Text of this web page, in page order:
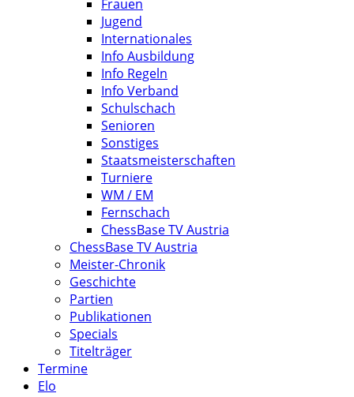
Frauen
Jugend
Internationales
Info Ausbildung
Info Regeln
Info Verband
Schulschach
Senioren
Sonstiges
Staatsmeisterschaften
Turniere
WM / EM
Fernschach
ChessBase TV Austria
ChessBase TV Austria
Meister-Chronik
Geschichte
Partien
Publikationen
Specials
Titelträger
Termine
Elo